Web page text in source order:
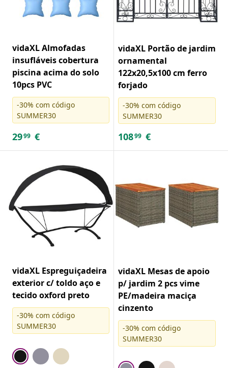
vidaXL Almofadas
insufláveis cobertura
piscina acima do solo
10pcs PVC
-30% com código
SUMMER30
2999 €
vidaXL Portão de jardim
ornamental
122x20,5x100 cm ferro
forjado
-30% com código
SUMMER30
10899 €
vidaXL Espreguiçadeira
exterior c/ toldo aço e
tecido oxford preto
-30% com código
SUMMER30
vidaXL Mesas de apoio
p/ jardim 2 pcs vime
PE/madeira maciça
cinzento
-30% com código
SUMMER30